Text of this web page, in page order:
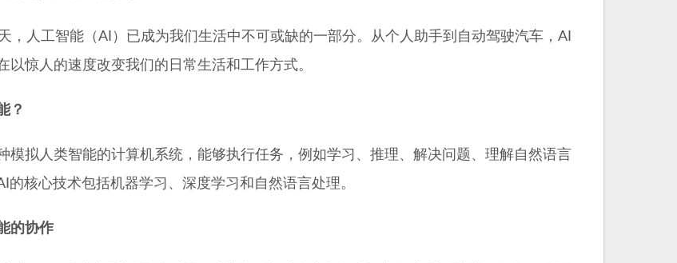
，人工智能（AI）已成为我们生活中不可或缺的一部分。从个人助手到自动驾驶汽车，AI
以惊人的速度改变我们的日常生活和工作方式。
？
模拟人类智能的计算机系统，能够执行任务，例如学习、推理、解决问题、理解自然语言
的核心技术包括机器学习、深度学习和自然语言处理。
的协作